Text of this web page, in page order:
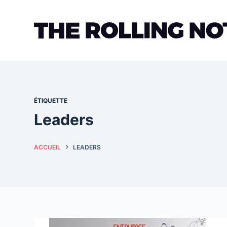
ÉTIQUETTE
Leaders
ACCUEIL LEADERS